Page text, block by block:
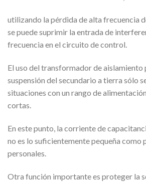
utilizando la pérdida de alta frecuencia
se puede suprimir la entrada de
frecuencia en el circuito de control.
El uso del transformador de aislamiento
suspensión del secundario a tierra sólo
situaciones con un rango de
cortas.
En este punto, la corriente de
no es lo suficientemente pequeña como
personales.
Otra función importante es proteger la